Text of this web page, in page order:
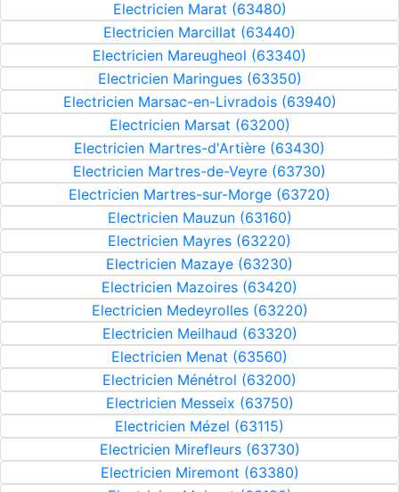
Electricien Marat (63480)
Electricien Marcillat (63440)
Electricien Mareugheol (63340)
Electricien Maringues (63350)
Electricien Marsac-en-Livradois (63940)
Electricien Marsat (63200)
Electricien Martres-d'Artière (63430)
Electricien Martres-de-Veyre (63730)
Electricien Martres-sur-Morge (63720)
Electricien Mauzun (63160)
Electricien Mayres (63220)
Electricien Mazaye (63230)
Electricien Mazoires (63420)
Electricien Medeyrolles (63220)
Electricien Meilhaud (63320)
Electricien Menat (63560)
Electricien Ménétrol (63200)
Electricien Messeix (63750)
Electricien Mézel (63115)
Electricien Mirefleurs (63730)
Electricien Miremont (63380)